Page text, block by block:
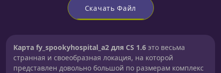
Скачать Файл
Карта fy_spookyhospital_a2 для CS 1.6 это весьма
странная и своеобразная локация, на которой
представлен довольно большой по размерам комплекс